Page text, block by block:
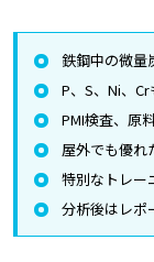
鉄鋼中の微量
P、S、Ni、
PMI検査、原
屋外でも優れ
特別なトレー
分析後はレポ